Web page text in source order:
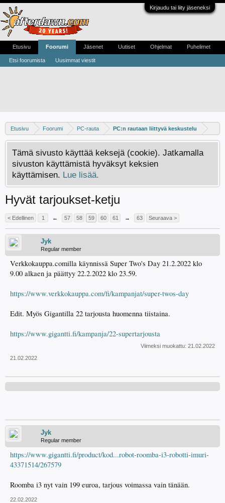
Kirjaudu tai liity jäseneksi
Etusivu Foorumi PC-rauta PC:n rautaan liittyvä keskustelu
Tämä sivusto käyttää keksejä (cookie). Jatkamalla
sivuston käyttämistä hyväksyt keksien
käyttämisen. Lue lisää.
Hyvät tarjoukset-ketju
< Edellinen 1 ← 57 58 59 60 61 → 63 Seuraava >
Jyk
Regular member
Verkkokauppa.comilla käynnissä Super Two's Day 21.2.2022 klo
9.00 alkaen ja päättyy 22.2.2022 klo 23.59.
https://www.verkkokauppa.com/fi/kampanjat/super-twos-day
Edit. Myös Gigantilla 22 tarjousta huomenna tiistaina.
https://www.gigantti.fi/kampanja/22-supertarjousta
Viimeksi muokattu: 21.02.2022
21.02.2022
Jyk
Regular member
https://www.gigantti.fi/product/kod...robot-roomba-i3-robotti-imuri-
43371514/267579
Roomba i3 nyt vain 199 euroa, tarjous voimassa vain tänään.
22.02.2022
Etusivu Foorumi
Etsi foorumista Uusimmat viestit
Jäsenet Uutiset Ohjelmat Puhelimet